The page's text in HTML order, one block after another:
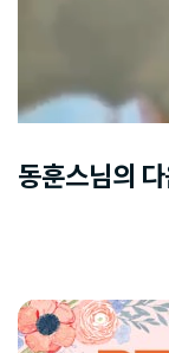
동훈스님의